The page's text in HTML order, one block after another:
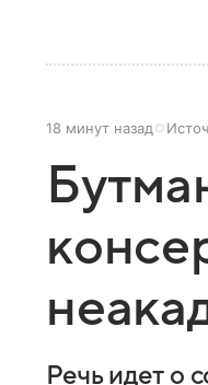
18 минут назад
Речь идет о